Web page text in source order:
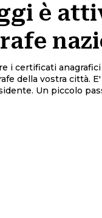
è
i certificati
della vostra città.
Nazionale Popolazione Residente. Un